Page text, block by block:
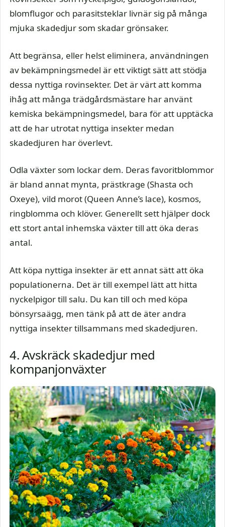
blomflugor och parasitsteklar livnär sig på många
mjuka skadedjur som skadar grönsaker.
Att begränsa, eller helst eliminera, användningen
av bekämpningsmedel är ett viktigt sätt att stödja
dessa nyttiga rovinsekter. Det är värt att komma
ihåg att många trädgårdsmästare har använt
kemiska bekämpningsmedel, bara för att upptäcka
att de har utrotat nyttiga insekter medan
skadedjuren har överlevt.
Odla växter som lockar dem. Deras favoritblommor
är bland annat mynta, prästkrage (Shasta och
Oxeye), vild morot (Queen Anne’s lace), kosmos,
ringblomma och klöver. Generellt sett hjälper dock
ett stort antal inhemska växter till att öka deras
antal.
Att köpa nyttiga insekter är ett annat sätt att öka
populationerna. Det är till exempel lätt att hitta
nyckelpigor till salu. Du kan till och med köpa
bönsyrsaägg, men tänk på att de äter andra
nyttiga insekter tillsammans med skadedjuren.
4. Avskräck skadedjur med
kompanjonväxter